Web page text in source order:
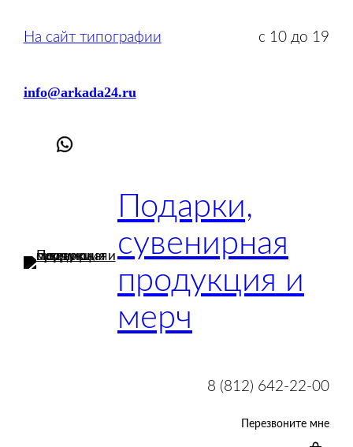
На сайт типографии с 10 до 19
info@arkada24.ru
Подарки,
сувенирная
продукция и
мерч
8 (812) 642-22-00
Перезвоните мне